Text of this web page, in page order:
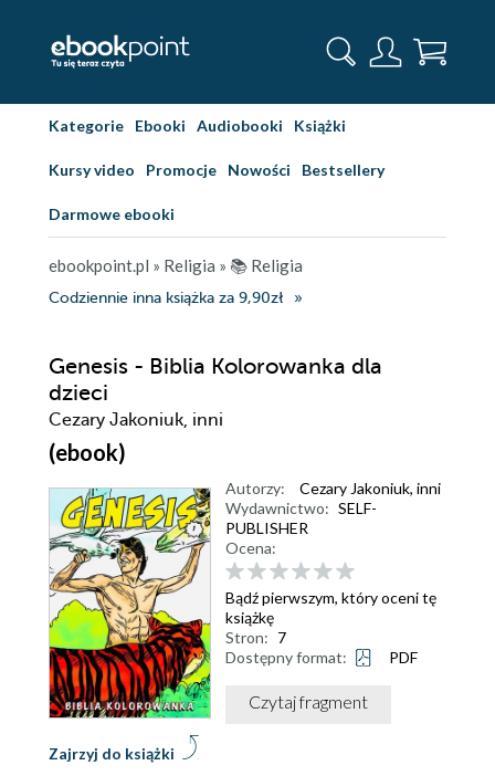
Kategorie Ebooki Audiobooki Książki
Kursy video Promocje Nowości Bestsellery
Darmowe ebooki
ebookpoint.pl » Religia » 📚 Religia
Codziennie inna książka za 9,90zł
Genesis - Biblia Kolorowanka dla
dzieci
Cezary Jakoniuk, inni
(ebook)
Zajrzyj do książki
Autorzy: Cezary Jakoniuk, inni
Wydawnictwo: SELF-
PUBLISHER
Ocena:
Bądź pierwszym, który oceni tę
książkę
Stron: 7
Dostępny format:
PDF
Czytaj fragment